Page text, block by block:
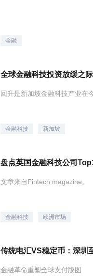
金融
全球金融科技投资放缓之
回升是新加坡金融科技产业在
金融科技 新加坡
盘点英国金融科技公司
文章来自Fintech magazine。
金融科技 欧洲市场
金融革命重塑全球支付版图